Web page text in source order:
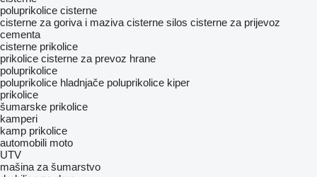
poluprikolice cisterne
cisterne za goriva i maziva cisterne silos cisterne za prijevoz
cementa
cisterne prikolice
prikolice cisterne za prevoz hrane
poluprikolice
poluprikolice hladnjače poluprikolice kiper
prikolice
šumarske prikolice
kamperi
kamp prikolice
automobili moto
UTV
mašina za šumarstvo